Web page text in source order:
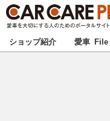
★カーケアプラス認定★
ショップ紹介 愛車 File